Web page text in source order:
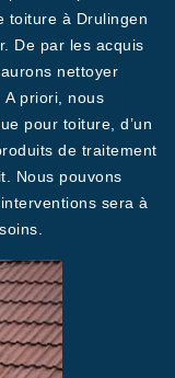
toiture à Drulingen
De par les acquis
nettoyer
A priori, nous
pour toiture, d’un
de traitement
Nous pouvons
sera à